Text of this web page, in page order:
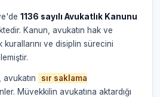
1136 sayılı Avukatlık Kanunu
Kanun, avukatın hak ve
ve disiplin sürecini
, avukatın
sır saklama
Müvekkilin avukatına aktardığı